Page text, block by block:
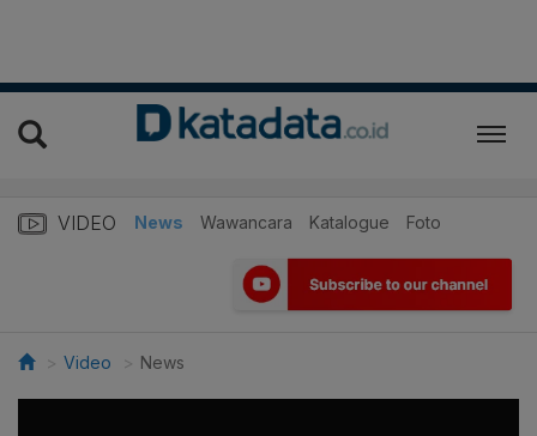
VIDEO News Wawancara Katalogue Foto
Video News